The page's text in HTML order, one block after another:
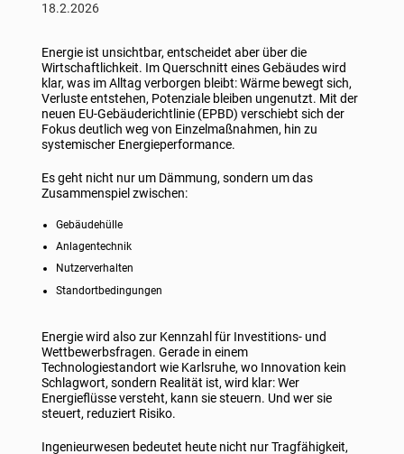
18.2.2026
Energie ist unsichtbar, entscheidet aber über die
Wirtschaftlichkeit. Im Querschnitt eines Gebäudes wird
klar, was im Alltag verborgen bleibt: Wärme bewegt sich,
Verluste entstehen, Potenziale bleiben ungenutzt. Mit der
neuen EU-Gebäuderichtlinie (EPBD) verschiebt sich der
Fokus deutlich weg von Einzelmaßnahmen, hin zu
systemischer Energieperformance.
Es geht nicht nur um Dämmung, sondern um das
Zusammenspiel zwischen:
Gebäudehülle
Anlagentechnik
Nutzerverhalten
Standortbedingungen
Energie wird also zur Kennzahl für Investitions- und
Wettbewerbsfragen. Gerade in einem
Technologiestandort wie Karlsruhe, wo Innovation kein
Schlagwort, sondern Realität ist, wird klar: Wer
Energieflüsse versteht, kann sie steuern. Und wer sie
steuert, reduziert Risiko.
Ingenieurwesen bedeutet heute nicht nur Tragfähigkeit,